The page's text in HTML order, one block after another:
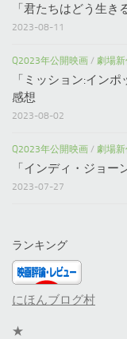
「君たちはどう生き
2023-08-11
Q2023年公開映画 / 劇場
「ミッション:インポ
感想
2023-08-02
Q2023年公開映画 / 劇場
「インディ・ジョ
2023-07-27
ランキング
にほんブログ村
★